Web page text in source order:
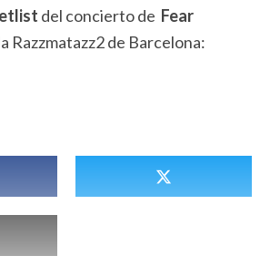
del concierto de Fear
Razzmatazz2 de Barcelona: